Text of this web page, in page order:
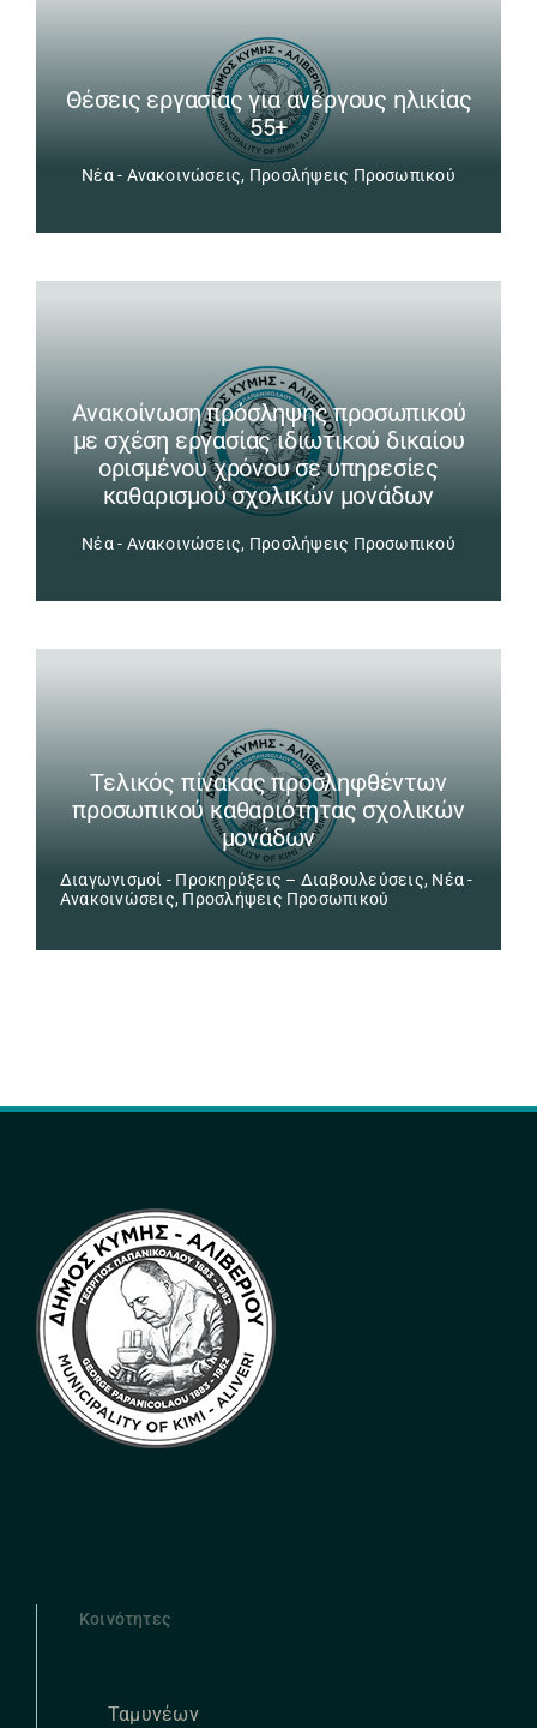
Θέσεις εργασίας για ανέργους ηλικίας
55+
Νέα - Ανακοινώσεις, Προσλήψεις Προσωπικού
Ανακοίνωση πρόσληψης προσωπικού
με σχέση εργασίας ιδιωτικού δικαίου
ορισμένου χρόνου σε υπηρεσίες
καθαρισμού σχολικών μονάδων
Νέα - Ανακοινώσεις, Προσλήψεις Προσωπικού
Τελικός πίνακας προσληφθέντων
προσωπικού καθαριότητας σχολικών
μονάδων
Διαγωνισμοί - Προκηρύξεις – Διαβουλεύσεις, Νέα -
Ανακοινώσεις, Προσλήψεις Προσωπικού
Κοινότητες
Ταμυνέων